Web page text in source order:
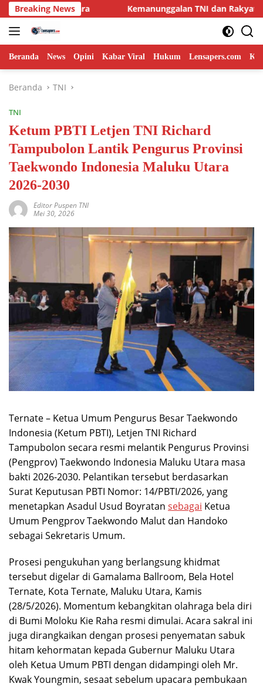
Langsung
ke
konten
Breaking NewsKemanunggalan TNI dan Rakyat, Babinsa
Beranda News Opini Kabar Viral Hukum Lensapers.com
Beranda TNI
TNI
Ketum PBTI Letjen TNI Richard
Tampubolon Lantik Pengurus Provinsi
Taekwondo Indonesia Maluku Utara
2026-2030
Editor Puspen TNI
Mei 30, 2026
Ternate – Ketua Umum Pengurus Besar Taekwondo
Indonesia (Ketum PBTI), Letjen TNI Richard
Tampubolon secara resmi melantik Pengurus Provinsi
(Pengprov) Taekwondo Indonesia Maluku Utara masa
bakti 2026-2030. Pelantikan tersebut berdasarkan
Surat Keputusan PBTI Nomor: 14/PBTI/2026, yang
menetapkan Asadul Usud Boyratan sebagai Ketua
Umum Pengprov Taekwondo Malut dan Handoko
sebagai Sekretaris Umum.
Prosesi pengukuhan yang berlangsung khidmat
tersebut digelar di Gamalama Ballroom, Bela Hotel
Ternate, Kota Ternate, Maluku Utara, Kamis
(28/5/2026). Momentum kebangkitan olahraga bela diri
di Bumi Moloku Kie Raha resmi dimulai. Acara sakral ini
juga dirangkaikan dengan prosesi penyematan sabuk
hitam kehormatan kepada Gubernur Maluku Utara
oleh Ketua Umum PBTI dengan didampingi oleh Mr.
Kwak Youngmin, sesaat sebelum upacara pembukaan